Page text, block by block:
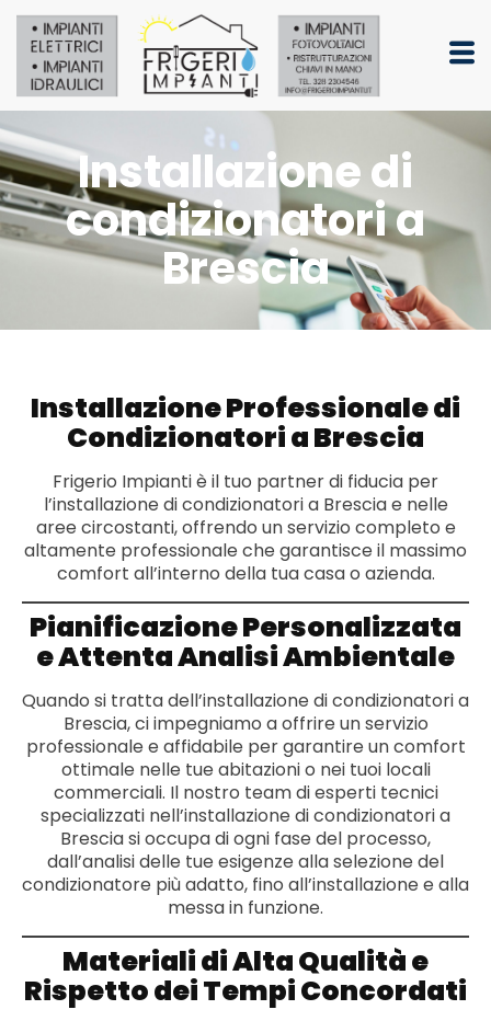
Installazione di
condizionatori​ a
Brescia
Installazione Professionale di
Condizionatori a Brescia
Frigerio Impianti è il tuo partner di fiducia per
l’installazione di condizionatori a Brescia e nelle
aree circostanti, offrendo un servizio completo e
altamente professionale che garantisce il massimo
comfort all’interno della tua casa o azienda.
Pianificazione Personalizzata
e Attenta Analisi Ambientale
Quando si tratta dell’installazione di condizionatori​ a
Brescia, ci impegniamo a offrire un servizio
professionale e affidabile per garantire un comfort
ottimale nelle tue abitazioni o nei tuoi locali
commerciali. Il nostro team di esperti tecnici
specializzati nell’installazione di condizionatori​ a
Brescia si occupa di ogni fase del processo,
dall’analisi delle tue esigenze alla selezione del
condizionatore più adatto, fino all’installazione e alla
messa in funzione.
Materiali di Alta Qualità e
Rispetto dei Tempi Concordati